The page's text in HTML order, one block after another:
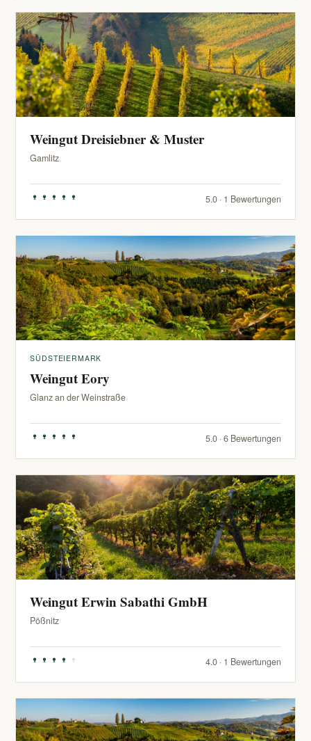
Weingut Dreisiebner & Muster
Gamlitz
5.0 · 1 Bewertungen
SÜDSTEIERMARK
Weingut Eory
Glanz an der Weinstraße
5.0 · 6 Bewertungen
Weingut Erwin Sabathi GmbH
Pößnitz
4.0 · 1 Bewertungen